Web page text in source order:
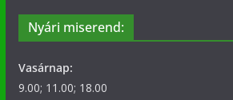
Nyári miserend:
Vasárnap:
9.00; 11.00; 18.00